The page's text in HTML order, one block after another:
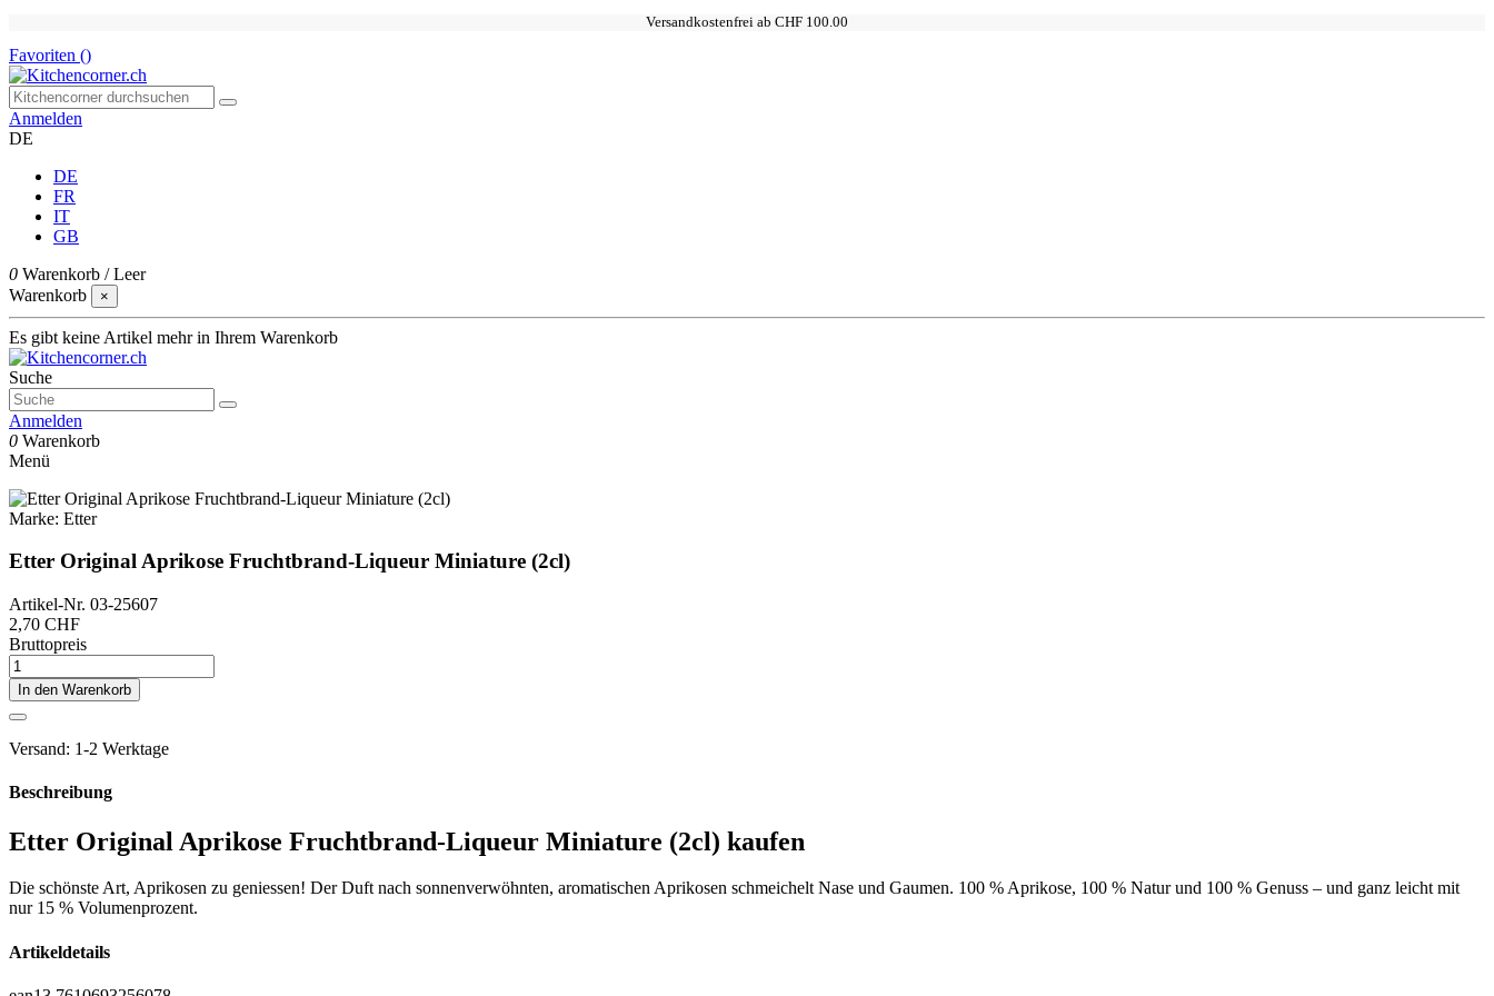
Versandkostenfrei ab CHF 100.00
Favoriten ()
Anmelden
DE
DE
FR
IT
GB
0 Warenkorb /Leer
Warenkorb
×
Es gibt keine Artikel mehr in Ihrem Warenkorb
Suche
Anmelden
0 Warenkorb
Menü
Marke: Etter
Etter Original Aprikose Fruchtbrand-Liqueur Miniature (2cl)
Artikel-Nr. 03-25607
2,70 CHF
Bruttopreis
In den Warenkorb
Versand: 1-2 Werktage
Beschreibung
Etter Original Aprikose Fruchtbrand-Liqueur Miniature (2cl) kaufen
Die schönste Art, Aprikosen zu geniessen! Der Duft nach sonnenverwöhnten, aromatischen Aprikosen schmeichelt Nase und Gaumen. 100 % Aprikose, 100 % Natur und 100 % Genuss – und ganz leicht mit
nur 15 % Volumenprozent.
Artikeldetails